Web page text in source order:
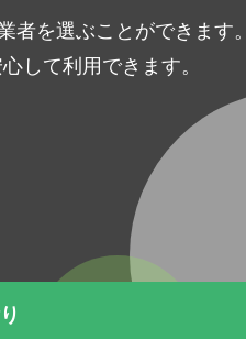
を選ぶことができます。
して利用できます。